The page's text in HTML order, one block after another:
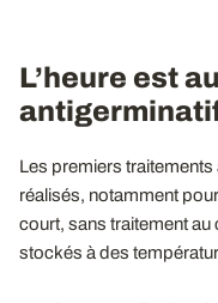
L’heure est
Les premiers
réalisés, notamment
court, sans traitement au
stockés à des